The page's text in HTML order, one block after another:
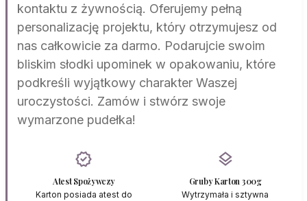
kontaktu z żywnością. Oferujemy pełną
personalizację projektu, który otrzymujesz od
nas całkowicie za darmo. Podarujcie swoim
bliskim słodki upominek w opakowaniu, które
podkreśli wyjątkowy charakter Waszej
uroczystości. Zamów i stwórz swoje
wymarzone pudełka!
verified
Atest Spożywczy
Karton posiada atest do
layers
Gruby Karton 300g
Wytrzymała i sztywna